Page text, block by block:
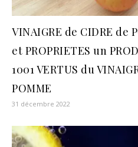
VINAIGRE de CIDRE de
et PROPRIETES un
1001 VERTUS du
POMME
31 décembre 2022